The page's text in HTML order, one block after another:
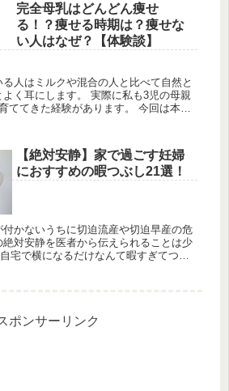
完全母乳はどんどん痩せ
る！？痩せる時期は？痩せな
い人はなぜ？【体験談】
人はミルクや混合の人と比べて自然と
く耳にします。 実際に私も3児の母親
ててきた経験があります。 今回は本当
【絶対安静】家で過ごす妊婦
におすすめの暇つぶし21選！
かないうちに切迫流産や切迫早産の危
対安静を医者から伝えられることは少
宅で横になるだけなんて暇すぎてつま
ポンサーリンク